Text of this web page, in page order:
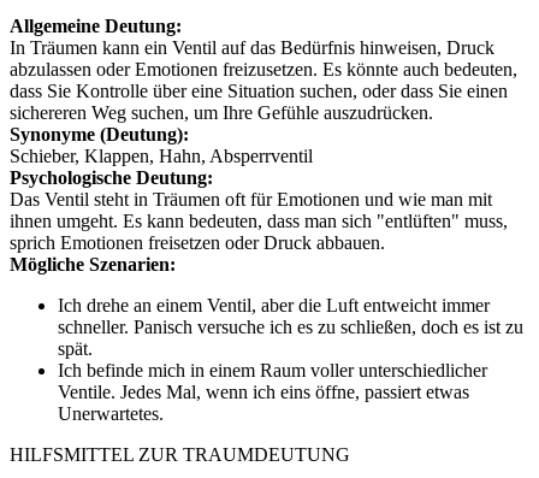
Allgemeine Deutung:
In Träumen kann ein Ventil auf das Bedürfnis hinweisen, Druck
abzulassen oder Emotionen freizusetzen. Es könnte auch bedeuten,
dass Sie Kontrolle über eine Situation suchen, oder dass Sie einen
sichereren Weg suchen, um Ihre Gefühle auszudrücken.
Synonyme (Deutung):
Schieber, Klappen, Hahn, Absperrventil
Psychologische Deutung:
Das Ventil steht in Träumen oft für Emotionen und wie man mit
ihnen umgeht. Es kann bedeuten, dass man sich "entlüften" muss,
sprich Emotionen freisetzen oder Druck abbauen.
Mögliche Szenarien:
Ich drehe an einem Ventil, aber die Luft entweicht immer
schneller. Panisch versuche ich es zu schließen, doch es ist zu
spät.
Ich befinde mich in einem Raum voller unterschiedlicher
Ventile. Jedes Mal, wenn ich eins öffne, passiert etwas
Unerwartetes.
HILFSMITTEL ZUR TRAUMDEUTUNG